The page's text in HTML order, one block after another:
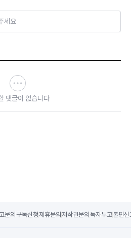
세요
댓글이 없습니다
문의 구독신청제휴문의 저작권문의 독자투고불편신